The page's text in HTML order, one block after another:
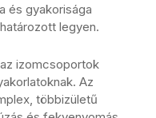
és gyakorisága
legyen.
izomcsoportok
Az
többizületű